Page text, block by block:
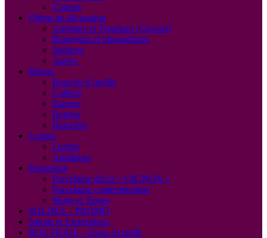
Coupes
Objets de décoration
Animaux et Figurines (Clowns)
Bougeoirs et photophores
Sulfures
Autres
Bijoux
Boucles d’oreille
Colliers
Parures
Bagues
Bracelets
Lustres
Lustres
Appliques
Porcelaine
Porcelaine décor « OIGNON »
Porcelaine contemporaine
Mugs et Tasses
SOLDES – PROMO
Salons et Expositions
BOUTIQUE – Expo Actuelle